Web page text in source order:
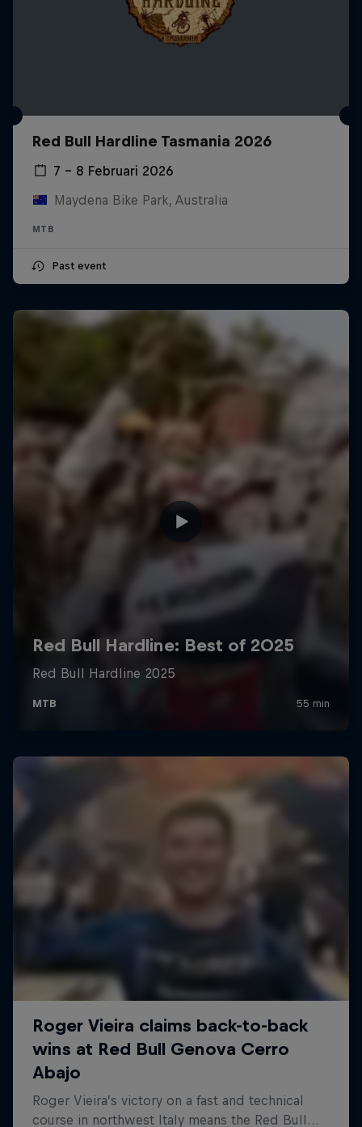
Red Bull Hardline Tasmania 2026
7 – 8 Februari 2026
Maydena Bike Park, Australia
MTB
Past event